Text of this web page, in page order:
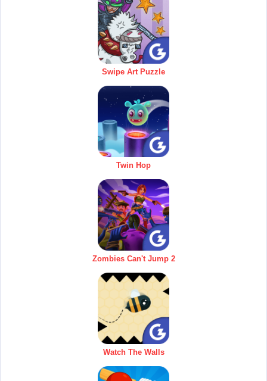
Swipe Art Puzzle
Twin Hop
Zombies Can't Jump 2
Watch The Walls